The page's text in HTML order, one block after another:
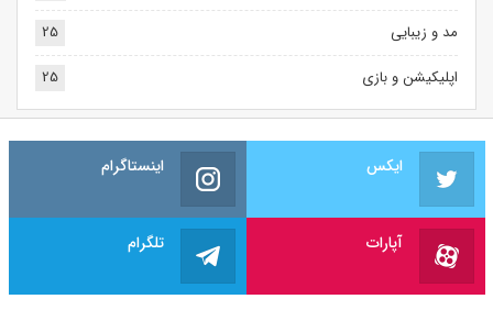
مد و زیبایی
25
اپلیکیشن و بازی
25
ایکس اینستاگرام
آپارات تلگرام